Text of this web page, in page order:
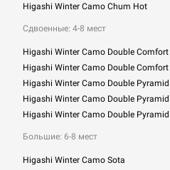
Higashi Winter Camo Chum Hot
Сдвоенные: 4-8 мест
Higashi Winter Camo Double Comfort
Higashi Winter Camo Double
Higashi Winter Camo Double Pyramid
Higashi Winter Camo Double
Higashi Winter Camo Double
Большие: 6-8 мест
Higashi Winter Camo Sota